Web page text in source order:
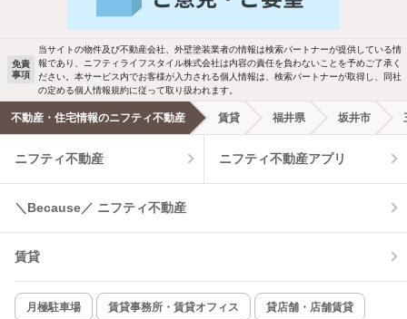
洗濯機置場あり 独立洗面台
エアコンあり 都市ガス
温水洗浄便座 オートロック
コンロ2口以上
新着のみ インターネット無料
免責
事項
当サイトの物件及び不動産会社、外壁塗装業者の情報は検索パートナーが提供している情
報であり、ニフティライフスタイル株式会社は内容の責任を負わないことを予めご了承く
ださい。本サービス内でお客様が入力される個人情報は、検索パートナーが取得し、同社
の定める個人情報規約に従って取り扱われます。
不動産・住宅情報のニフティ不動産 賃貸 福井県 坂井市
ニフティ不動産 ニフティ不動産アプリ
＼Because／ ニフティ不動産
賃貸
月極駐車場 賃貸事務所・賃貸オフィス 貸店舗・店舗賃貸